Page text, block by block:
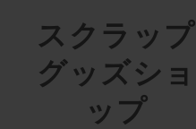
スクラップ
グッズショ
ップ